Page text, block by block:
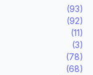
(93)
(92)
(11)
(3)
(78)
(68)